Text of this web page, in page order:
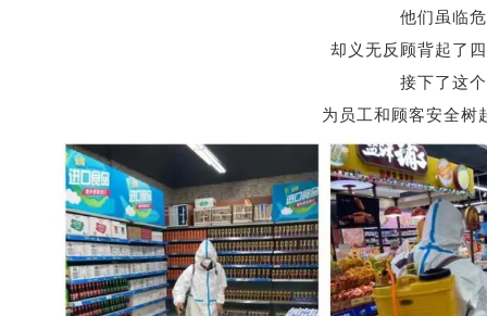
他们虽临
却义无反顾背起了
接下了这
为员工和顾客安全树